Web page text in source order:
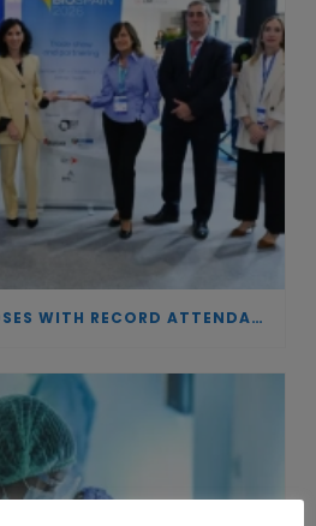
BIOSPAIN 2025 CLOSES WITH RECORD ATTENDANCE AND PASSES THE BATON TO BILBAO AS 2026 HOST CITY